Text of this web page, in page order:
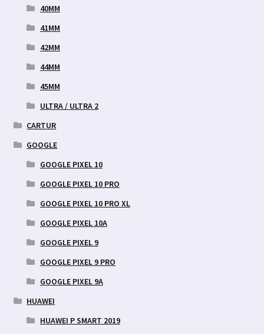
40MM
41MM
42MM
44MM
45MM
ULTRA / ULTRA 2
CARTUR
GOOGLE
GOOGLE PIXEL 10
GOOGLE PIXEL 10 PRO
GOOGLE PIXEL 10 PRO XL
GOOGLE PIXEL 10A
GOOGLE PIXEL 9
GOOGLE PIXEL 9 PRO
GOOGLE PIXEL 9A
HUAWEI
HUAWEI P SMART 2019